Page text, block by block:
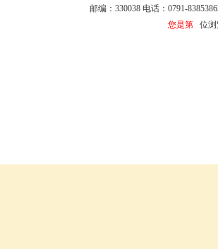
邮编：330038 电话：0791-
您是第位